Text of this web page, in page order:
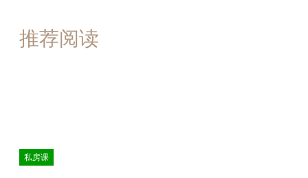
推荐阅读
私房课